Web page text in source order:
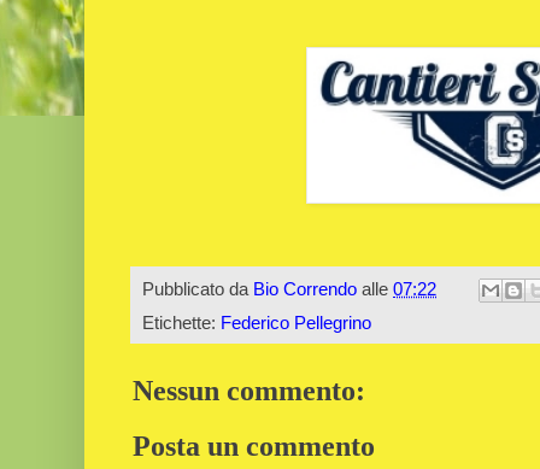
Pubblicato da Bio Correndo alle 07:22
Etichette: Federico Pellegrino
Nessun commento:
Posta un commento